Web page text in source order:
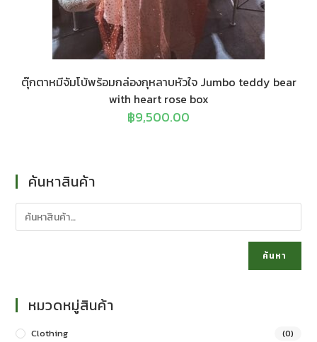
ตุ๊กตาหมีจัมโบ้พร้อมกล่องกุหลาบหัวใจ Jumbo teddy bear
with heart rose box
฿9,500.00
ค้นหาสินค้า
ค้นหา
หมวดหมู่สินค้า
Clothing (0)